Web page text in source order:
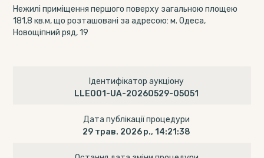
Нежилі приміщення першого поверху загальною площею
181,8 кв.м, що розташовані за адресою: м. Одеса,
Новощіпний ряд, 19
Ідентифікатор аукціону
LLE001-UA-20260529-05051
Дата публікації процедури
29 трав. 2026 р., 14:21:38